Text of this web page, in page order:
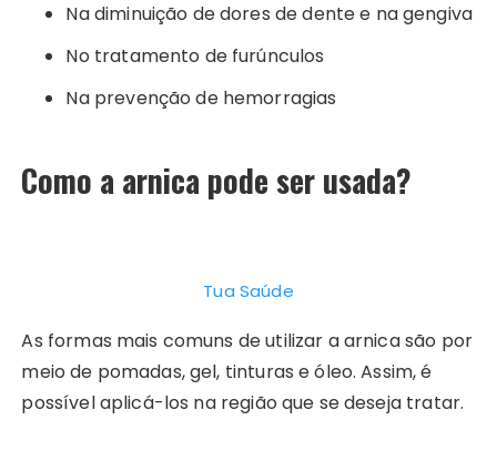
Na diminuição de dores de dente e na gengiva
No tratamento de furúnculos
Na prevenção de hemorragias
Como a arnica pode ser usada?
Tua Saúde
As formas mais comuns de utilizar a arnica são por
meio de pomadas, gel, tinturas e óleo. Assim, é
possível aplicá-los na região que se deseja tratar.